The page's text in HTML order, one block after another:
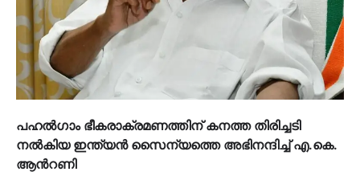
പഹല്‍ഗാം ഭീകരാക്രമണത്തിന് കനത്ത തിരിച്ചടി
നല്‍കിയ ഇന്ത്യൻ സൈന്യത്തെ അഭിനന്ദിച്ച്‌ എ.കെ.
ആന്‍റണി